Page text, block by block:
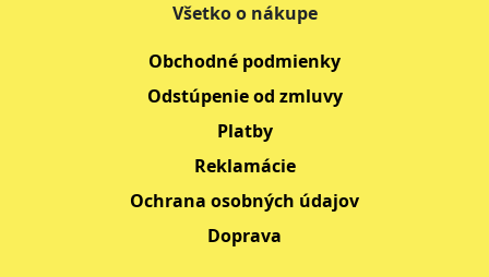
Všetko o nákupe
Obchodné podmienky
Odstúpenie od zmluvy
Platby
Reklamácie
Ochrana osobných údajov
Doprava